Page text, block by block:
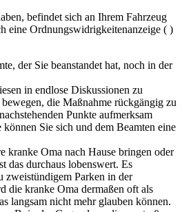
befindet sich an Ihrem Fahrzeug
eine Ordnungswidrigkeitenanzeige ( )
der Sie beanstandet hat, noch in der
in endlose Diskussionen zu
die Maßnahme rückgängig zu
Punkte aufmerksam
Sie sich und dem Beamten eine
kranke Oma nach Hause bringen oder
das durchaus lobenswert. Es
zweistündigem Parken in der
die kranke Oma dermaßen oft als
langsam nicht mehr glauben können.